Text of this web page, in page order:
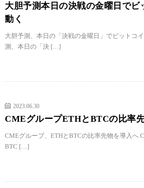
大胆予測本日の決戦の金曜日でビ
動く
大胆予測、本日の「決戦の金曜日」でビットコ
測、本日の「決 […]
2023.06.30
CMEグループETHとBTCの比率
CMEグループ、ETHとBTCの比率先物を導入へ
BTC […]